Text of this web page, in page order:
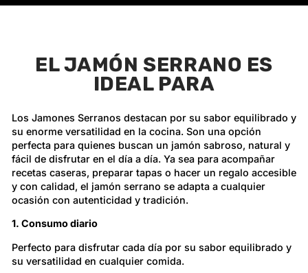
EL JAMÓN SERRANO ES
IDEAL PARA
Los Jamones Serranos destacan por su sabor equilibrado y
su enorme versatilidad en la cocina. Son una opción
perfecta para quienes buscan un jamón sabroso, natural y
fácil de disfrutar en el día a día. Ya sea para acompañar
recetas caseras, preparar tapas o hacer un regalo accesible
y con calidad, el jamón serrano se adapta a cualquier
ocasión con autenticidad y tradición.
1. Consumo diario
Perfecto para disfrutar cada día por su sabor equilibrado y
su versatilidad en cualquier comida.